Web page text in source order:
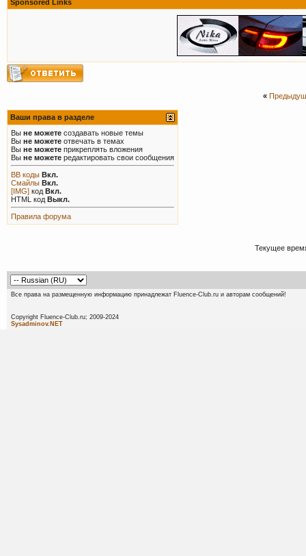
Sponsored Links
«
Ваши права в разделе
Вы не можете создавать новые темы
Вы не можете отвечать в темах
Вы не можете прикреплять вложения
Вы не можете редактировать свои сообщения
BB коды Вкл.
Смайлы Вкл.
[IMG] код Вкл.
HTML код Выкл.
Правила форума
Текущее
Все права на размещенную информацию принадлежат Fluence-Club.ru и авторам сообщений!
Copyright Fluence-Club.ru;
Sysadminov.NET